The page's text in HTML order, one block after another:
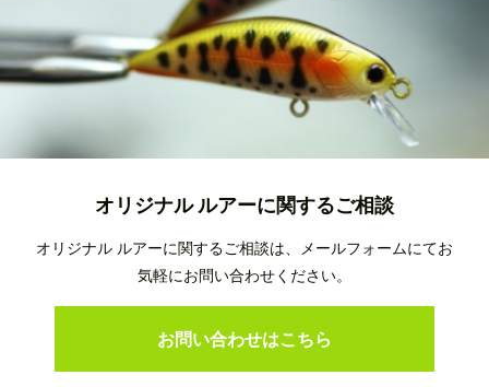
オリジナル ルアーに関するご相談
オリジナル ルアーに関するご相談は、メールフォームにてお
気軽にお問い合わせください。
お問い合わせはこちら